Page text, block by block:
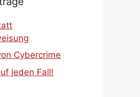
Cybercrime
jeden Fall!